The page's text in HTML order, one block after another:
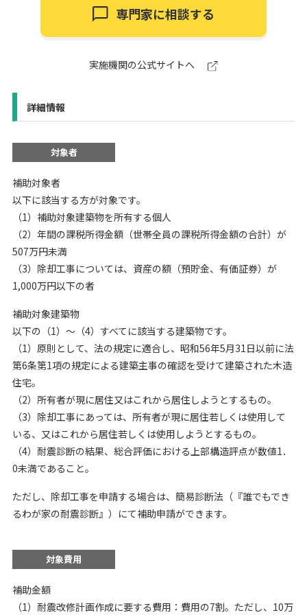
専門家に相談する
実施機関の公式サイトへ
詳細情報
対象者
補助対象者
以下に該当する方が対象です。
（1）補助対象建築物を所有する個人
（2）年間の課税所得金額（世帯全員の課税所得金額の合計）が
507万円未満
（3）除却工事については、資産の額（預貯金、有価証券）が
1,000万円以下の者
補助対象建築物
以下の（1）～（4）すべてに該当する建築物です。
（1）原則として、法の規定に適合し、昭和56年5月31日以前に法
第6条第1項の規定による建築主事の確認を受けて建築された木造
住宅。
（2）所有者が現に居住又はこれから居住しようとするもの。
（3）除却工事にあっては、所有者が現に居住若しくは使用して
いる、又はこれから居住若しくは使用しようとするもの。
（4）耐震診断の結果、総合評価における上部構造評点が数値1．
0未満であること。
ただし、除却工事を申請する場合は、簡易診断法（『誰でもでき
るわが家の耐震診断』）にて補助申請ができます。
対象費用
補助金額
（1）耐震改修計画作成に要する費用：費用の7割。ただし、10万